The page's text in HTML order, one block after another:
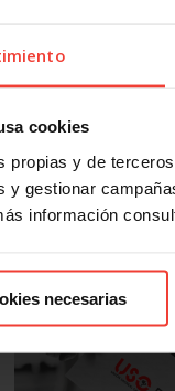
cookies
propias y de
y gestionar
información
necesarias
la fase de
empresarios, a